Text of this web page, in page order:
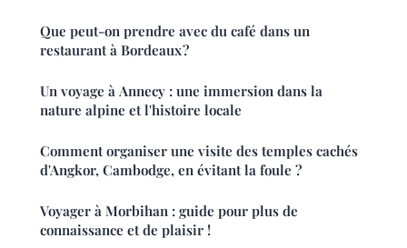
Que peut-on prendre avec du café dans un
restaurant à Bordeaux ?
Un voyage à Annecy : une immersion dans la
nature alpine et l'histoire locale
Comment organiser une visite des temples cachés
d'Angkor, Cambodge, en évitant la foule ?
Voyager à Morbihan : guide pour plus de
connaissance et de plaisir !